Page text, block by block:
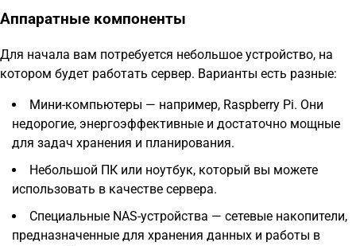
Аппаратные компоненты
Для начала вам потребуется небольшое устройство, на
котором будет работать сервер. Варианты есть разные:
Мини-компьютеры — например, Raspberry Pi. Они
недорогие, энергоэффективные и достаточно мощные
для задач хранения и планирования.
Небольшой ПК или ноутбук, который вы можете
использовать в качестве сервера.
Специальные NAS-устройства — сетевые накопители,
предназначенные для хранения данных и работы в